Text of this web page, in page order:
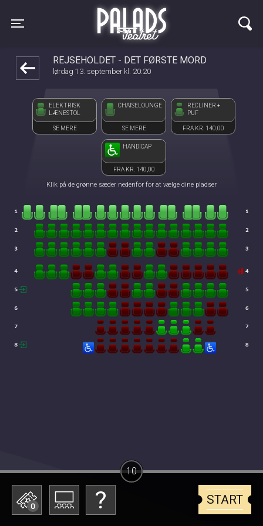
Toggle navigation
Palads Teatret
REJSEHOLDET - DET FØRSTE MORD
lørdag 13. september kl. 20:20
ELEKTRISK
LÆNESTOL
SE MERE
CHAISELOUNGE
SE MERE
RECLINER +
PUF
FRA KR. 140,00
HANDICAP
FRA KR. 140,00
Klik på de grønne sæder nedenfor for at vælge dine pladser
0 START
10
front03-cc 123425